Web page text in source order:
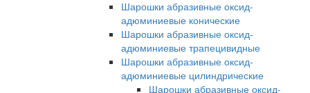
Шарошки абразивные оксид-
адюминиевые конические
Шарошки абразивные оксид-
адюминиевые трапецивидные
Шарошки абразивные оксид-
адюминиевые цилиндрические
Шарошки абразивные оксид-